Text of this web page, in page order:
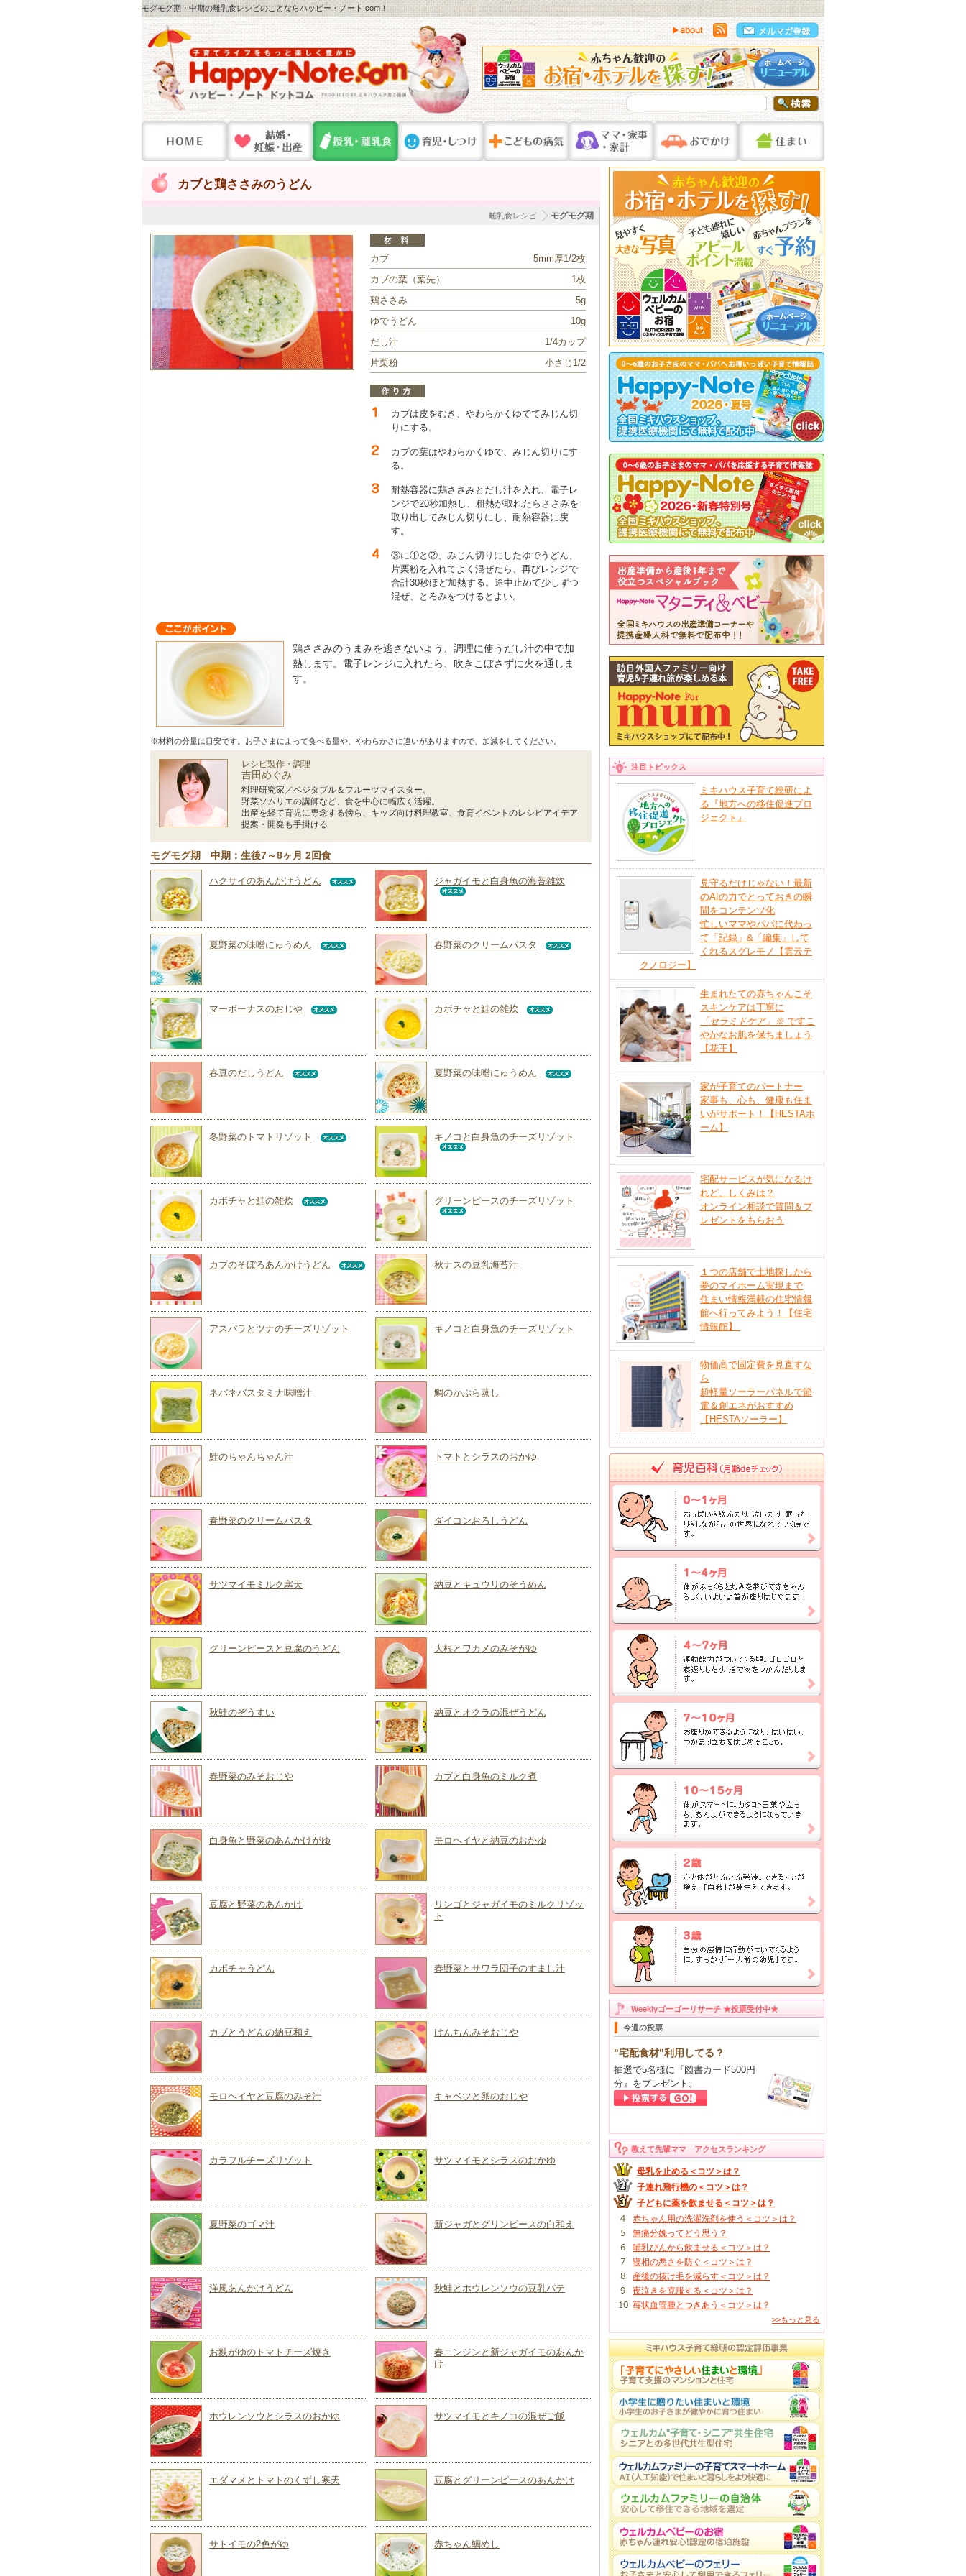
モグモグ期・中期の離乳食レシピのことならハッピー・ノート.com！
カブと鶏ささみのうどん
モグモグ期
離乳食レシピ
カブ
5mm厚1/2枚
カブの葉（葉先）
1枚
鶏ささみ
5g
ゆでうどん
10g
だし汁
1/4カップ
片栗粉
小さじ1/2
カブは皮をむき、やわらかくゆでてみじん切
りにする。
カブの葉はやわらかくゆで、みじん切りにす
る。
耐熱容器に鶏ささみとだし汁を入れ、電子レ
ンジで20秒加熱し、粗熱が取れたらささみを
取り出してみじん切りにし、耐熱容器に戻
す。
③に①と②、みじん切りにしたゆでうどん、
片栗粉を入れてよく混ぜたら、再びレンジで
合計30秒ほど加熱する。途中止めて少しずつ
混ぜ、とろみをつけるとよい。
鶏ささみのうまみを逃さないよう、調理に使うだし汁の中で加
熱します。電子レンジに入れたら、吹きこぼさずに火を通しま
す。
※材料の分量は目安です。お子さまによって食べる量や、やわらかさに違いがありますので、加減をしてください。
レシピ製作・調理
吉田めぐみ
料理研究家／ベジタブル＆フルーツマイスター。
野菜ソムリエの講師など、食を中心に幅広く活躍。
出産を経て育児に専念する傍ら、キッズ向け料理教室、食育イベントのレシピアイデア
提案・開発も手掛ける
モグモグ期 中期：生後7～8ヶ月 2回食
ハクサイのあんかけうどん ジャガイモと白身魚の海苔雑炊
夏野菜の味噌にゅうめん 春野菜のクリームパスタ
マーボーナスのおじや カボチャと鮭の雑炊
春豆のだしうどん 夏野菜の味噌にゅうめん
冬野菜のトマトリゾット キノコと白身魚のチーズリゾット
カボチャと鮭の雑炊 グリーンピースのチーズリゾット
カブのそぼろあんかけうどん 秋ナスの豆乳海苔汁
アスパラとツナのチーズリゾット キノコと白身魚のチーズリゾット
ネバネバスタミナ味噌汁 鯛のかぶら蒸し
鮭のちゃんちゃん汁 トマトとシラスのおかゆ
春野菜のクリームパスタ ダイコンおろしうどん
サツマイモミルク寒天 納豆とキュウリのそうめん
グリーンピースと豆腐のうどん 大根とワカメのみそがゆ
秋鮭のぞうすい 納豆とオクラの混ぜうどん
春野菜のみそおじや カブと白身魚のミルク煮
白身魚と野菜のあんかけがゆ モロヘイヤと納豆のおかゆ
豆腐と野菜のあんかけ
リンゴとジャガイモのミルクリゾッ
ト
カボチャうどん 春野菜とサワラ団子のすまし汁
カブとうどんの納豆和え けんちんみそおじや
モロヘイヤと豆腐のみそ汁 キャベツと卵のおじや
カラフルチーズリゾット サツマイモとシラスのおかゆ
夏野菜のゴマ汁 新ジャガとグリンピースの白和え
洋風あんかけうどん 秋鮭とホウレンソウの豆乳パテ
お麩がゆのトマトチーズ焼き
春ニンジンと新ジャガイモのあんか
け
ホウレンソウとシラスのおかゆ サツマイモとキノコの混ぜご飯
エダマメとトマトのくずし寒天 豆腐とグリーンピースのあんかけ
サトイモの2色がゆ 赤ちゃん鯛めし
注目トピックス
ミキハウス子育て総研によ
る『地方への移住促進プロ
ジェクト』
見守るだけじゃない！最新
のAIの力でとっておきの瞬
間をコンテンツ化
忙しいママやパパに代わっ
て「記録」&「編集」して
くれるスグレモノ【雲云テ
クノロジー】
生まれたての赤ちゃんこそ
スキンケアは丁寧に
「セラミドケア」 ※ ですこ
やかなお肌を保ちましょう
【花王】
家が子育てのパートナー
家事も、心も、健康も住ま
いがサポート！【HESTAホ
ーム】
宅配サービスが気になるけ
れど、しくみは？
オンライン相談で質問＆プ
レゼントをもらおう
１つの店舗で土地探しから
夢のマイホーム実現まで
住まい情報満載の住宅情報
館へ行ってみよう！【住宅
情報館】
物価高で固定費を見直すな
ら
超軽量ソーラーパネルで節
電＆創エネがおすすめ
【HESTAソーラー】
Weeklyゴーゴーリサーチ ★投票受付中★
今週の投票
"宅配食材"利用してる？
抽選で5名様に『図書カード500円
分』をプレゼント。
教えて先輩ママ アクセスランキング
母乳を止める＜コツ＞は？
子連れ飛行機の＜コツ＞は？
子どもに薬を飲ませる＜コツ＞は？
赤ちゃん用の洗濯洗剤を使う＜コツ＞は？
無痛分娩ってどう思う？
哺乳びんから飲ませる＜コツ＞は？
寝相の悪さを防ぐ＜コツ＞は？
産後の抜け毛を減らす＜コツ＞は？
夜泣きを克服する＜コツ＞は？
苺状血管腫とつきあう＜コツ＞は？
>>もっと見る